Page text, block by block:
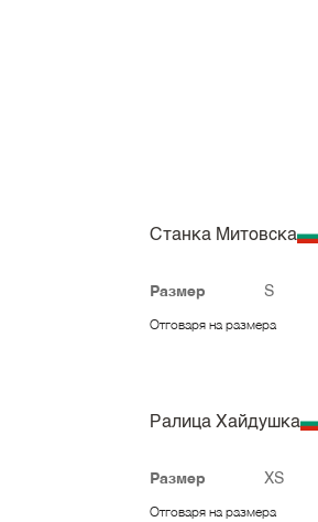
Станка Митовска
Размер S
Отговаря на размера
Ралица Хайдушка
Размер XS
Отговаря на размера